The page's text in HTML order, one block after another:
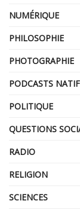
NUMÉRIQUE
PHILOSOPHIE
PHOTOGRAPHIE
PODCASTS
POLITIQUE
QUESTIONS
RADIO
RELIGION
SCIENCES